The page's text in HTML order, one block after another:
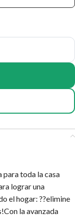
toda la casa
lograr una
el hogar: ??elimine
la avanzada